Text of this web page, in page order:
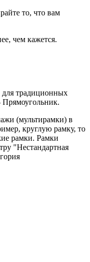
то, что вам
чем кажется.
традиционных
(мультирамки) в
круглую рамку, то
рамки. Рамки
"Нестандартная